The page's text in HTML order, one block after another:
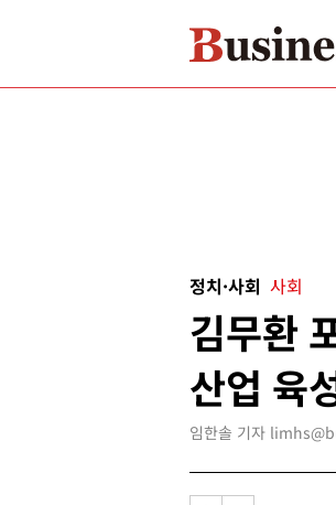
정치·사회 사회
김무환
산업 육
임한솔 기자